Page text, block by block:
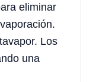
eliminar
Los
una